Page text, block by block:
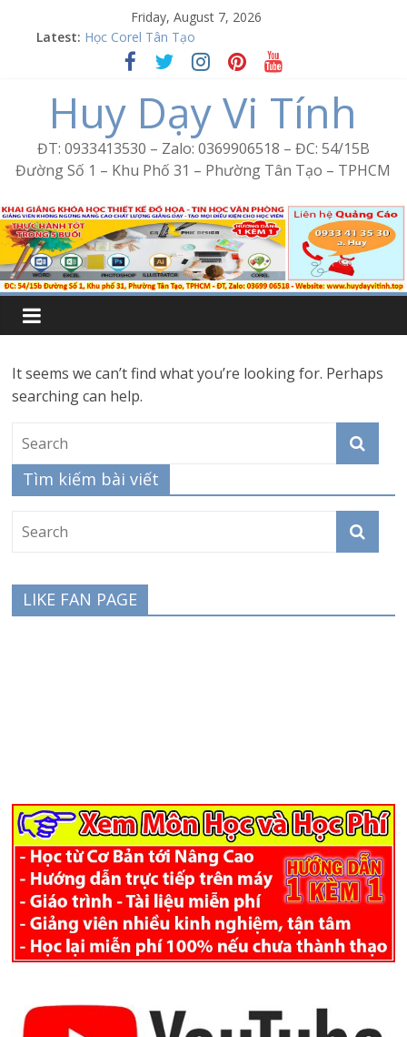
Friday, August 7, 2026
Latest: Word Bình Trị Đông – Tin học văn phòng cấp tốc
Học Corel Tân Tạo
Cách tạo USB Boot bằng Ventoy
Khóa học Photoshop tại Tân Tạo
Excel Bình Trị Đông – Vi tính văn phòng cấp tốc
Huy Dạy Vi Tính
ĐT: 0933413530 – Zalo: 0369906518 – ĐC: 54/15B
Đường Số 1 – Khu Phố 31 – Phường Tân Tạo – TPHCM
It seems we can’t find what you’re looking for. Perhaps
searching can help.
Tìm kiếm bài viết
LIKE FAN PAGE